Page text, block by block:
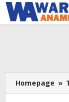
Lewati
ke
konten
Homepage »